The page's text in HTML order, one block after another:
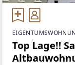
Top Lage!!